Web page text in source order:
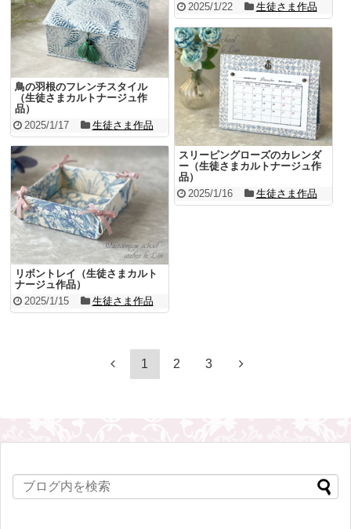
2025/1/22
生徒さま作品
鳥の羽根のフレンチスタイル
（生徒さまカルトナージュ作
品）
2025/1/17
生徒さま作品
スリーピングローズのカレンダ
ー（生徒さまカルトナージュ作
品）
2025/1/16
生徒さま作品
リボントレイ（生徒さまカルト
ナージュ作品）
2025/1/15
生徒さま作品
1 2 3